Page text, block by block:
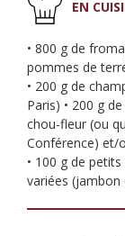
EN
• 800 g de
pommes de
• 200 g de
Paris) • 200 g
chou-fleur (ou
Conférence) et/
• 100 g de
variées (jambon